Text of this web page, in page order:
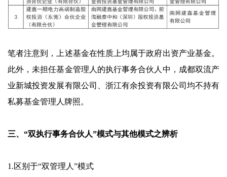
笔者注意到，上述基金在性质上均属于政府出资产业基金。
此外，未担任基金管理人的执行事务合伙人中，成都双流产
业新城投资发展有限公司、浙江有余投资有限公司均不持有
私募基金管理人牌照。
三、“双执行事务合伙人”模式与其他模式之辨析
1.区别于“双管理人”模式